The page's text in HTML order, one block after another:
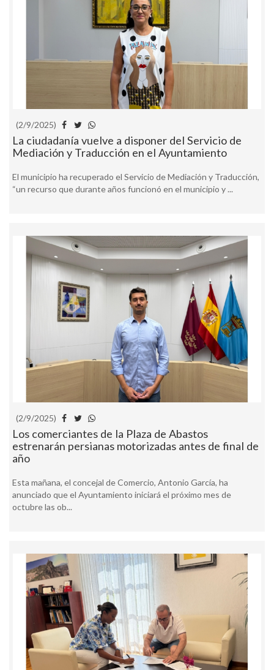
(2/9/2025)
La ciudadanía vuelve a disponer del Servicio de
Mediación y Traducción en el Ayuntamiento
El municipio ha recuperado el Servicio de Mediación y Traducción,
“un recurso que durante años funcionó en el municipio y ...
(2/9/2025)
Los comerciantes de la Plaza de Abastos
estrenarán persianas motorizadas antes de final de
año
Esta mañana, el concejal de Comercio, Antonio García, ha
anunciado que el Ayuntamiento iniciará el próximo mes de
octubre las ob...